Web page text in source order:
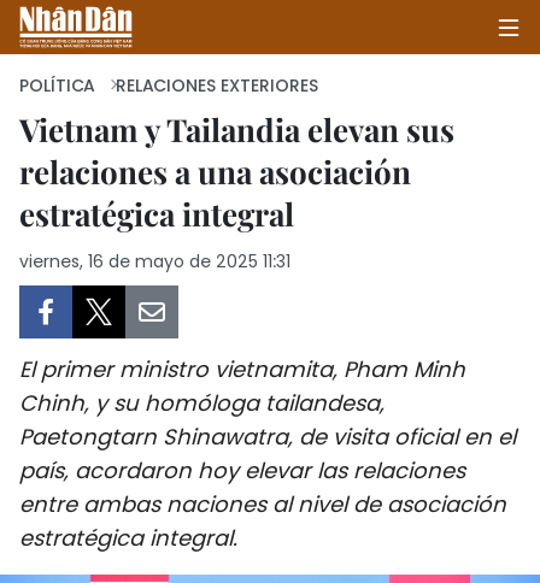
INICIO
POLÍTICA
SALUD - MEDIO AMBIENTE
CULTURA - ENTRETENIMIENTO
INTERNACIONAL
DEPORTES
POLÍTICA RELACIONES EXTERIORES
Vietnam y Tailandia elevan sus
relaciones a una asociación
estratégica integral
viernes, 16 de mayo de 2025 11:31
El primer ministro vietnamita, Pham Minh
Chinh, y su homóloga tailandesa,
Paetongtarn Shinawatra, de visita oficial en el
país, acordaron hoy elevar las relaciones
entre ambas naciones al nivel de asociación
estratégica integral.